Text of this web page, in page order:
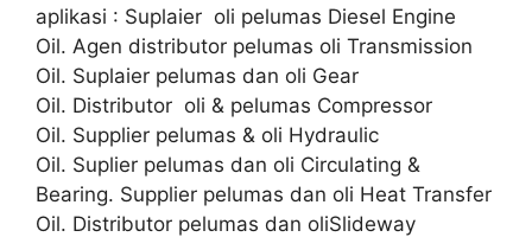
aplikasi : Suplaier oli pelumas Diesel Engine
Oil. Agen distributor pelumas oli Transmission
Oil. Suplaier pelumas dan oli Gear
Oil. Distributor oli & pelumas Compressor
Oil. Supplier pelumas & oli Hydraulic
Oil. Suplier pelumas dan oli Circulating &
Bearing. Supplier pelumas dan oli Heat Transfer
Oil. Distributor pelumas dan oliSlideway